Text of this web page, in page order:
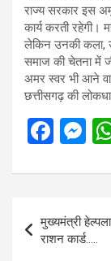
राज्य सरकार इस
कार्य करती रहेगी।
लेकिन उनकी कला,
समाज की चेतना में
अमर स्वर भी आने
छत्तीसगढ़ की
F
ce
b
o
M
se
n
g
navigation
मुख्यमंत्री
राशन कार्ड…..